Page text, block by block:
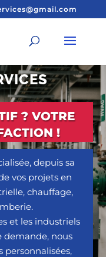
? VOTRE
!
depuis sa
vos projets en
chauffage,
et les industriels
demande, nous
personnalisées,